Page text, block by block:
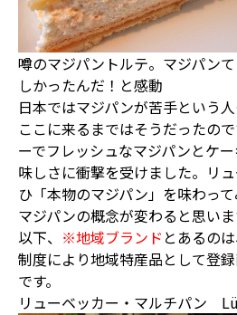
噂のマジパントルテ。マジパン
しかったんだ！と感動
日本ではマジパンが苦手という
ここに来るまではそうだったの
ーでフレッシュなマジパンとケ
味しさに衝撃を受けました。リ
ひ「本物のマジパン」を味わっ
マジパンの概念が変わると思いま
以下、 ※地域ブランド とあるの
制度により地域特産品として登
です。
リューベッカー・マルチパン